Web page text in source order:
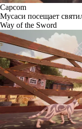
Capcom
Мусаси посещает
Way of the Sword